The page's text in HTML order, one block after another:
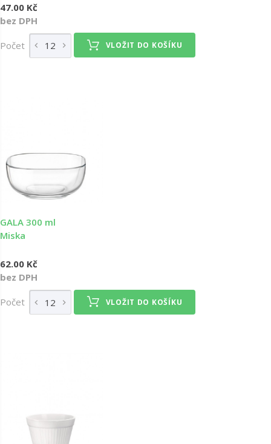
47.00 Kč
bez DPH
Počet VLOŽIT DO KOŠÍKU
GALA 300 ml
Miska
62.00 Kč
bez DPH
Počet VLOŽIT DO KOŠÍKU